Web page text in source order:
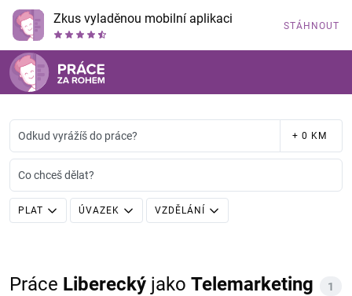
Zkus vyladěnou mobilní aplikaci STÁHNOUT
Odkud vyrážíš do práce? + 0 KM
Co chceš dělat?
PLAT ÚVAZEK VZDĚLÁNÍ
Práce Liberecký jako Telemarketing 1